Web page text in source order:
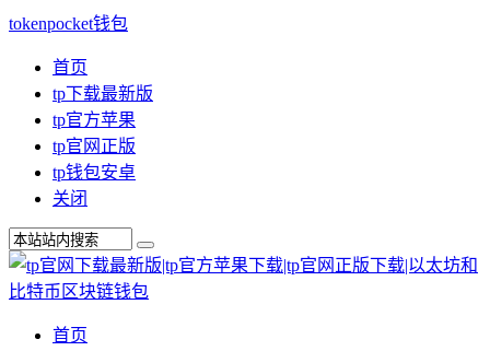
tokenpocket钱包
首页
tp下载最新版
tp官方苹果
tp官网正版
tp钱包安卓
关闭
首页